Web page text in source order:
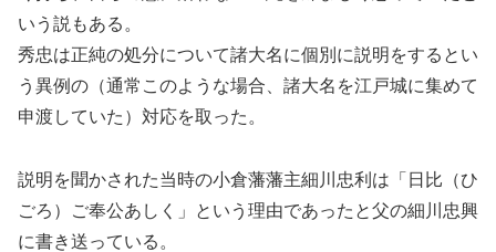
いう説もある。
秀忠は正純の処分について諸大名に個別に説明をするとい
う異例の（通常このような場合、諸大名を江戸城に集めて
申渡していた）対応を取った。
説明を聞かされた当時の小倉藩藩主細川忠利は「日比（ひ
ごろ）ご奉公あしく」という理由であったと父の細川忠興
に書き送っている。